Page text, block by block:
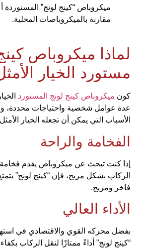
ميكروباص “كينج لونج”
مقارنة بالميكروباصات المحلية.
لماذا ميكروباص
مستورد الخيار
كون ميكروباص كينج لونج المستورد
عدة عوامل شخصية واحتياجات محددة،
الأسباب التي يمكن أن تجعله الخيار
الفخامة والراحة
إذا كنت تبحث عن ميكروباص يقدم فخامة
الركاب بشكل مريح، فإن “كينج لونج”
فاخر ومريح.
الأداء العالي
بفضل محركه القوي والاقتصادي في
“كينج لونج” أداءً ممتازًا لنقل الركاب